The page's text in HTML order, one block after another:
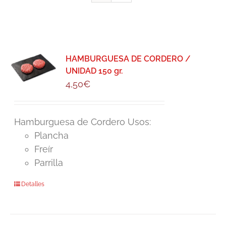
HAMBURGUESA DE CORDERO /
UNIDAD 150 gr.
4,50€
Hamburguesa de Cordero Usos:
Plancha
Freír
Parrilla
Detalles